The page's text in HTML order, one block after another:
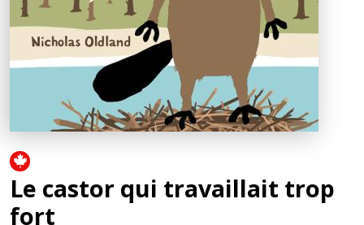
Le castor qui travaillait trop
fort